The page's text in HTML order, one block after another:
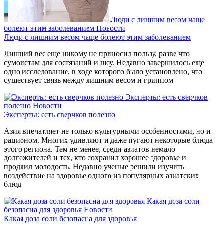
Люди с лишним весом чаще
болеют этим заболеванием Новости
Люди с лишним весом чаще болеют этим заболеванием
Лишний вес еще никому не приносил пользу, разве что
сумоистам для состязаний и шоу. Недавно завершилось еще
одно исследование, в ходе которого было установлено, что
существует связь между лишним весом и гриппом
Эксперты: есть сверчков
полезно Новости
Эксперты: есть сверчков полезно
Азия впечатляет не только культурными особенностями, но и
рационом. Многих удивляют и даже пугают некоторые блюда
этого региона. Тем не менее, среди азиатов немало
долгожителей и тех, кто сохранил хорошее здоровье и
продлил молодость. Недавно ученые решили изучить
воздействие на здоровье одного из популярных азиатских
блюд
Какая доза соли
безопасна для здоровья Новости
Какая доза соли безопасна для здоровья